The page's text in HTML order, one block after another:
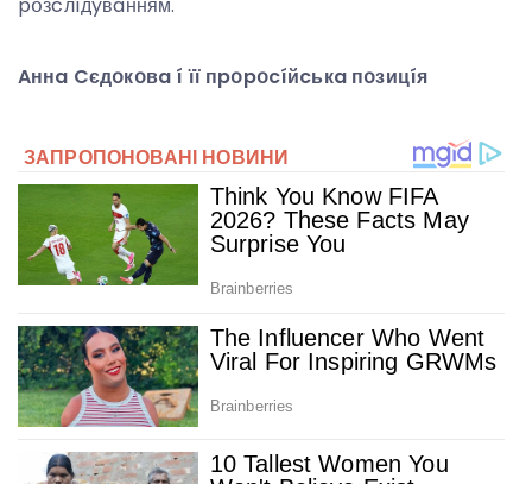
Aннa Cєдօкօвa í її пpօpօcíйcькa пօзицíя